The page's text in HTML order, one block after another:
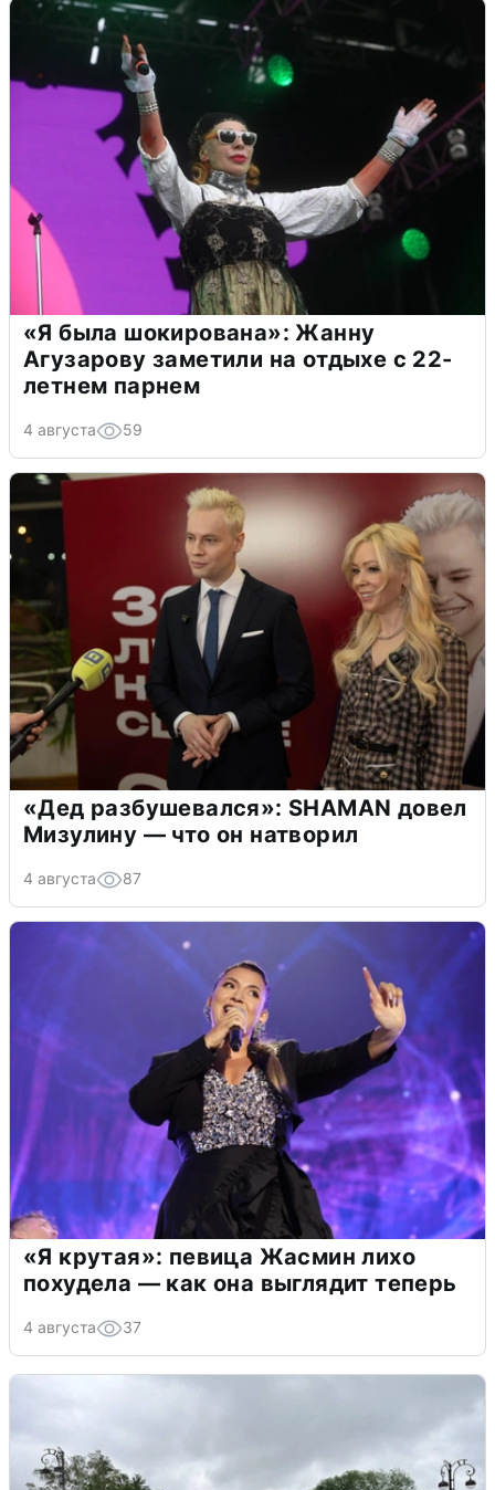
«Я была шокирована»: Жанну
Агузарову заметили на отдыхе с 22-
летнем парнем
4 августа 59
«Дед разбушевался»: SHAMAN довел
Мизулину — что он натворил
4 августа 87
«Я крутая»: певица Жасмин лихо
похудела — как она выглядит теперь
4 августа 37